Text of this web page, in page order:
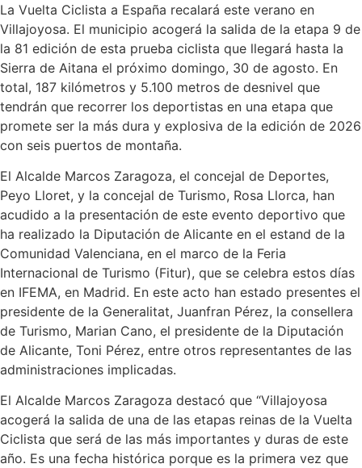
La Vuelta Ciclista a España recalará este verano en
Villajoyosa. El municipio acogerá la salida de la etapa 9 de
la 81 edición de esta prueba ciclista que llegará hasta la
Sierra de Aitana el próximo domingo, 30 de agosto. En
total, 187 kilómetros y 5.100 metros de desnivel que
tendrán que recorrer los deportistas en una etapa que
promete ser la más dura y explosiva de la edición de 2026
con seis puertos de montaña.
El Alcalde Marcos Zaragoza, el concejal de Deportes,
Peyo Lloret, y la concejal de Turismo, Rosa Llorca, han
acudido a la presentación de este evento deportivo que
ha realizado la Diputación de Alicante en el estand de la
Comunidad Valenciana, en el marco de la Feria
Internacional de Turismo (Fitur), que se celebra estos días
en IFEMA, en Madrid. En este acto han estado presentes el
presidente de la Generalitat, Juanfran Pérez, la consellera
de Turismo, Marian Cano, el presidente de la Diputación
de Alicante, Toni Pérez, entre otros representantes de las
administraciones implicadas.
El Alcalde Marcos Zaragoza destacó que “Villajoyosa
acogerá la salida de una de las etapas reinas de la Vuelta
Ciclista que será de las más importantes y duras de este
año. Es una fecha histórica porque es la primera vez que